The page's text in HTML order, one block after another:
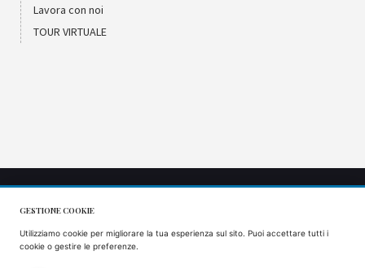
Lavora con noi
TOUR VIRTUALE
CIR: 066053AGR0001
CIN: IT066053B57VS9J5AQ
GESTIONE COOKIE
Utilizziamo cookie per migliorare la tua esperienza sul sito. Puoi accettare tutti i
cookie o gestire le preferenze.